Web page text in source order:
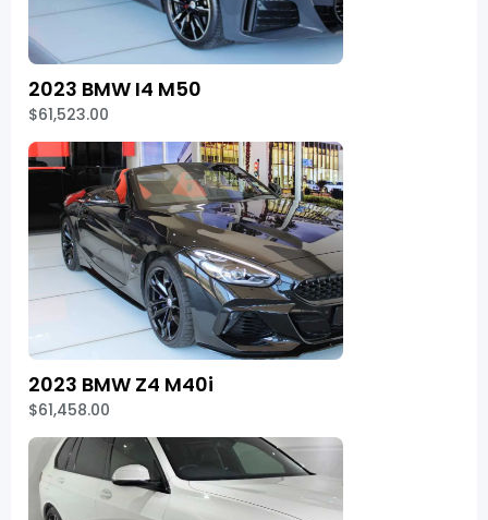
2023 BMW I4 M50
$61,523.00
2023 BMW Z4 M40i
$61,458.00